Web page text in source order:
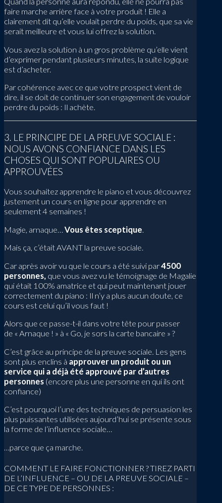
faire marche arrière face à votre produit ! Elle a
clairement dit qu’elle voulait perdre du poids, que sa vie
serait meilleure et vous lui offrez la solution.
Vous avez la solution à un gros problème qu’elle vient
d’exprimer pendant plusieurs minutes, la suite logique
est d’acheter.
Par cohérence avec ce que votre prospect vient de
dire, il se doit de continuer son engagement de vouloir
perdre du poids : Il achète.
3. LE PRINCIPE DE LA PREUVE SOCIALE :
NOUS AVONS CONFIANCE DANS LES
CHOSES QUI SONT POPULAIRES OU
APPROUVÉES
Vous souhaitez apprendre le piano et vous découvrez
justement un cours en ligne pour apprendre en
seulement 4 semaines !
Magie, arnaque…Vous êtes sceptique.
Mais ça, c’était AVANT la preuve sociale.
Car après avoir vu que le cours a été suivi par4500
personnes, que vous avez vu le témoignage de Magalie
qui était 100% amatrice et qui peut maintenant jouer
correctement du piano : Il n’y a plus aucun doute, ce
cours est celui qu’il vous faut !
Alors que ce passe-t-il dans votre tête pour passer
de « Arnaque ! » à « Go, je sors la carte bancaire » ?
C’est grâce au principe de la preuve sociale. Les gens
sont plus enclins à approuver un produit ou un
service qui a déjà été approuvé par d’autres
personnes (encore plus une personne en qui ils ont
confiance)
C’est pourquoi l’une des techniques de persuasion les
plus puissantes utilisées aujourd’hui se présente sous
la forme de l’influence sociale…
…parce que ça marche.
COMMENT LE FAIRE FONCTIONNER ? TIREZ PARTI
DE L’INFLUENCE – OU DE LA PREUVE SOCIALE –
DE CE TYPE DE PERSONNES :